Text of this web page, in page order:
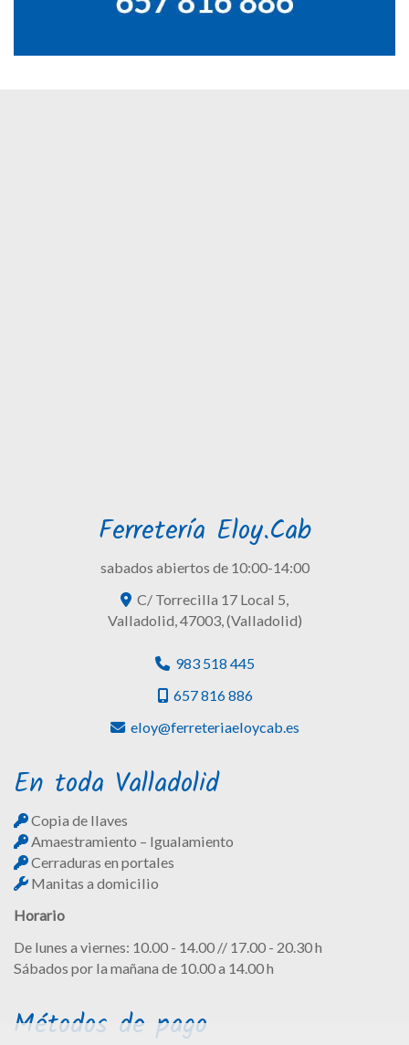
Ferretería Eloy.Cab
sabados abiertos de 10:00-14:00
C/ Torrecilla 17 Local 5,
Valladolid,47003,(Valladolid)
983 518 445
657 816 886
eloy
ferreteriaeloycab.es
En toda Valladolid
Copia de llaves
Amaestramiento – Igualamiento
Cerraduras en portales
Manitas a domicilio
Horario
De lunes a viernes: 10.00 - 14.00 // 17.00 - 20.30 h
Sábados por la mañana de 10.00 a 14.00 h
Métodos de pago